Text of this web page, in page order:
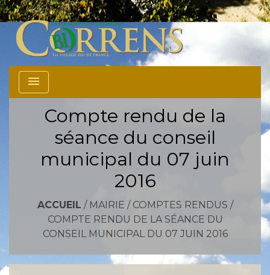
menu
Compte rendu de la
séance du conseil
municipal du 07 juin
2016
ACCUEIL / MAIRIE / COMPTES RENDUS /
COMPTE RENDU DE LA SÉANCE DU
CONSEIL MUNICIPAL DU 07 JUIN 2016